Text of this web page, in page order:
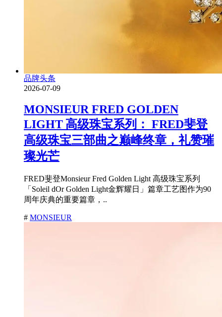
品牌头条
2026-07-09
MONSIEUR FRED GOLDEN
LIGHT 高级珠宝系列： FRED斐登
高级珠宝三部曲之巅峰终章，礼赞璀
璨光芒
FRED斐登Monsieur Fred Golden Light 高级珠宝系列
「Soleil dOr Golden Light金辉耀日」篇章工艺图作为90
周年庆典的重要篇章，..
# MONSIEUR